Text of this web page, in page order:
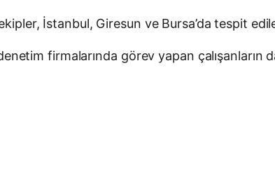
İstanbul, Giresun ve Bursa’da tespit
firmalarında görev yapan çalışanların